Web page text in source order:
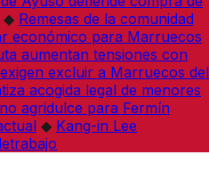
◆ Remesas de la comunidad
económico para Marruecos
aumentan tensiones con
excluir a Marruecos del
acogida legal de menores
agridulce para Fermín
◆ Kang-in Lee